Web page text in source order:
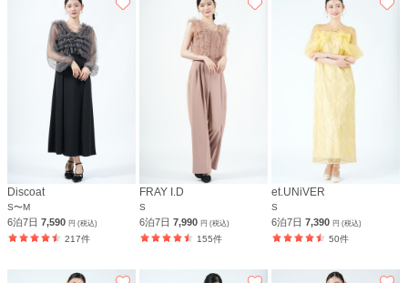
Discoat
S〜M
6泊7日 7,590 円 (税込)
217件
FRAY I.D
S
6泊7日7,990円 (税込)
155件
et.UNiVER
S
6泊7日7,390円 (税込)
50件